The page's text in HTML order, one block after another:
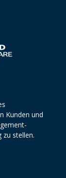
Kunden und
zu stellen.